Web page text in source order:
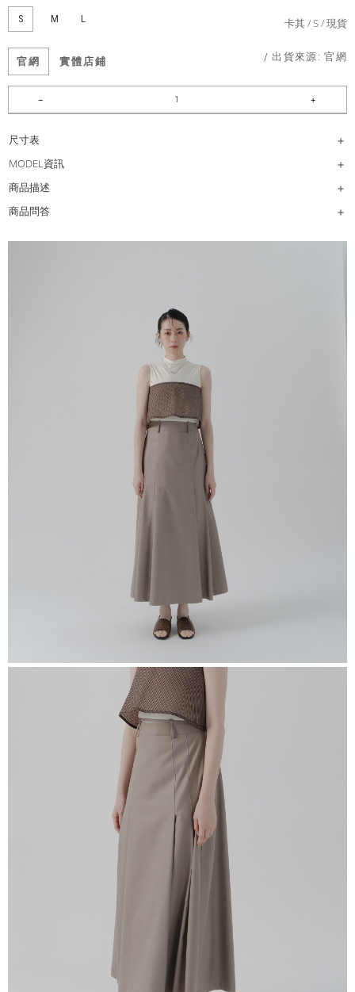
S M L 卡其 S 現貨
官網 實體店鋪 / 出貨來源:官網
尺寸表
MODEL資訊
商品描述
商品問答